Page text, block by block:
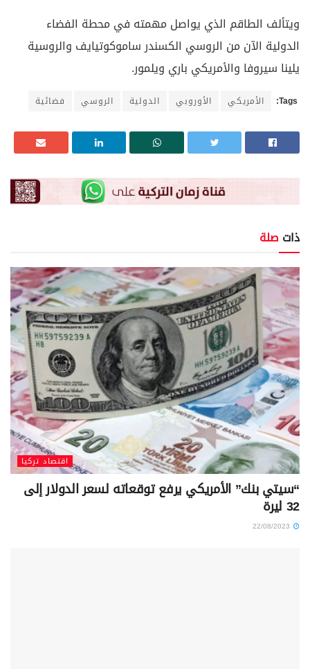
ويتألف الطاقم الذي يواصل مهمته في محطة الفضاء
الدولية الآن من الروسي الكسندر ساموكوتيايف والروسية
يلينا سيروفا والأمريكي باري ويلمور.
Tags: الأمريكي الأوروبي الدولية الروسي فضائية
ذات صلة
اقتصاد تركيا
“سيتي بنك” الأمريكي يرفع توقعاته لسعر الدولار إلى
32 ليرة